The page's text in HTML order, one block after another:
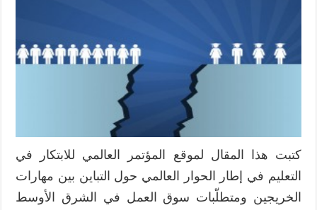
كتبت هذا المقال لموقع المؤتمر العالمي للابتكار في
التعليم في إطار الحوار العالمي حول التباين بين مهارات
الخريجين ومتطلّبات سوق العمل في الشرق الأوسط